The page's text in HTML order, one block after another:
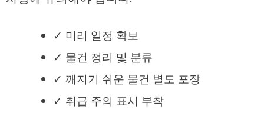
✓ 미리 일정 확보
✓ 물건 정리 및 분류
✓ 깨지기 쉬운 물건 별도 포장
✓ 취급 주의 표시 부착